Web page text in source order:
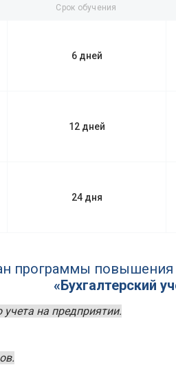
Срок обучения
6 дней
12 дней
24 дня
программы повышения
«Бухгалтерский
учета на предприятии.